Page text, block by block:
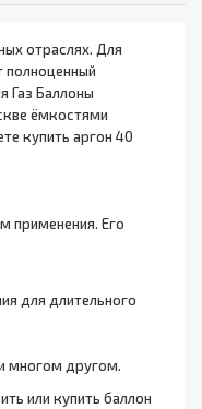
отраслях. Для
полноценный
Газ Баллоны
ёмкостями
купить аргон 40
применения. Его
для длительного
многом другом.
или купить баллон